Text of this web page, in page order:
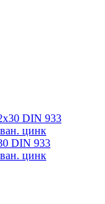
DIN 933
цинк